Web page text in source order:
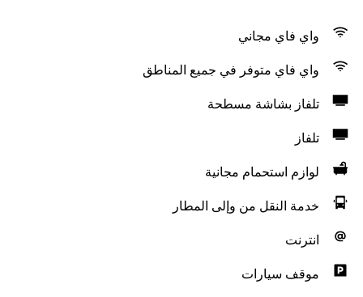
واي فاي مجاني
واي فاي متوفر في جميع المناطق
تلفاز بشاشة مسطحة
تلفاز
لوازم استحمام مجانية
خدمة النقل من وإلى المطار
انترنت
موقف سيارات